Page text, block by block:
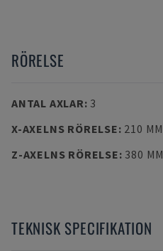
RÖRELSE
ANTAL AXLAR: 3
X-AXELNS RÖRELSE: 210 MM
Z-AXELNS RÖRELSE: 380 MM
TEKNISK SPECIFIKATION